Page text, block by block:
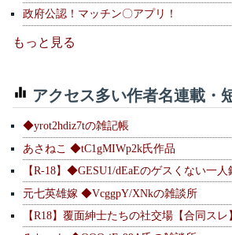
政府公認！マッチン〇アプリ！
もっと見る
アクセス多い作者名連載・
◆yrot2hdiz7tの雑記帳
あさねこ ◆tC1gMIWp2k氏作品
【R-18】◆GESU1/dEaEのゲスくない一人
元七英雄嫁 ◆VcggpY/XNkの雑談所
【R18】覆面紳士たちの社交場【合同スレ】